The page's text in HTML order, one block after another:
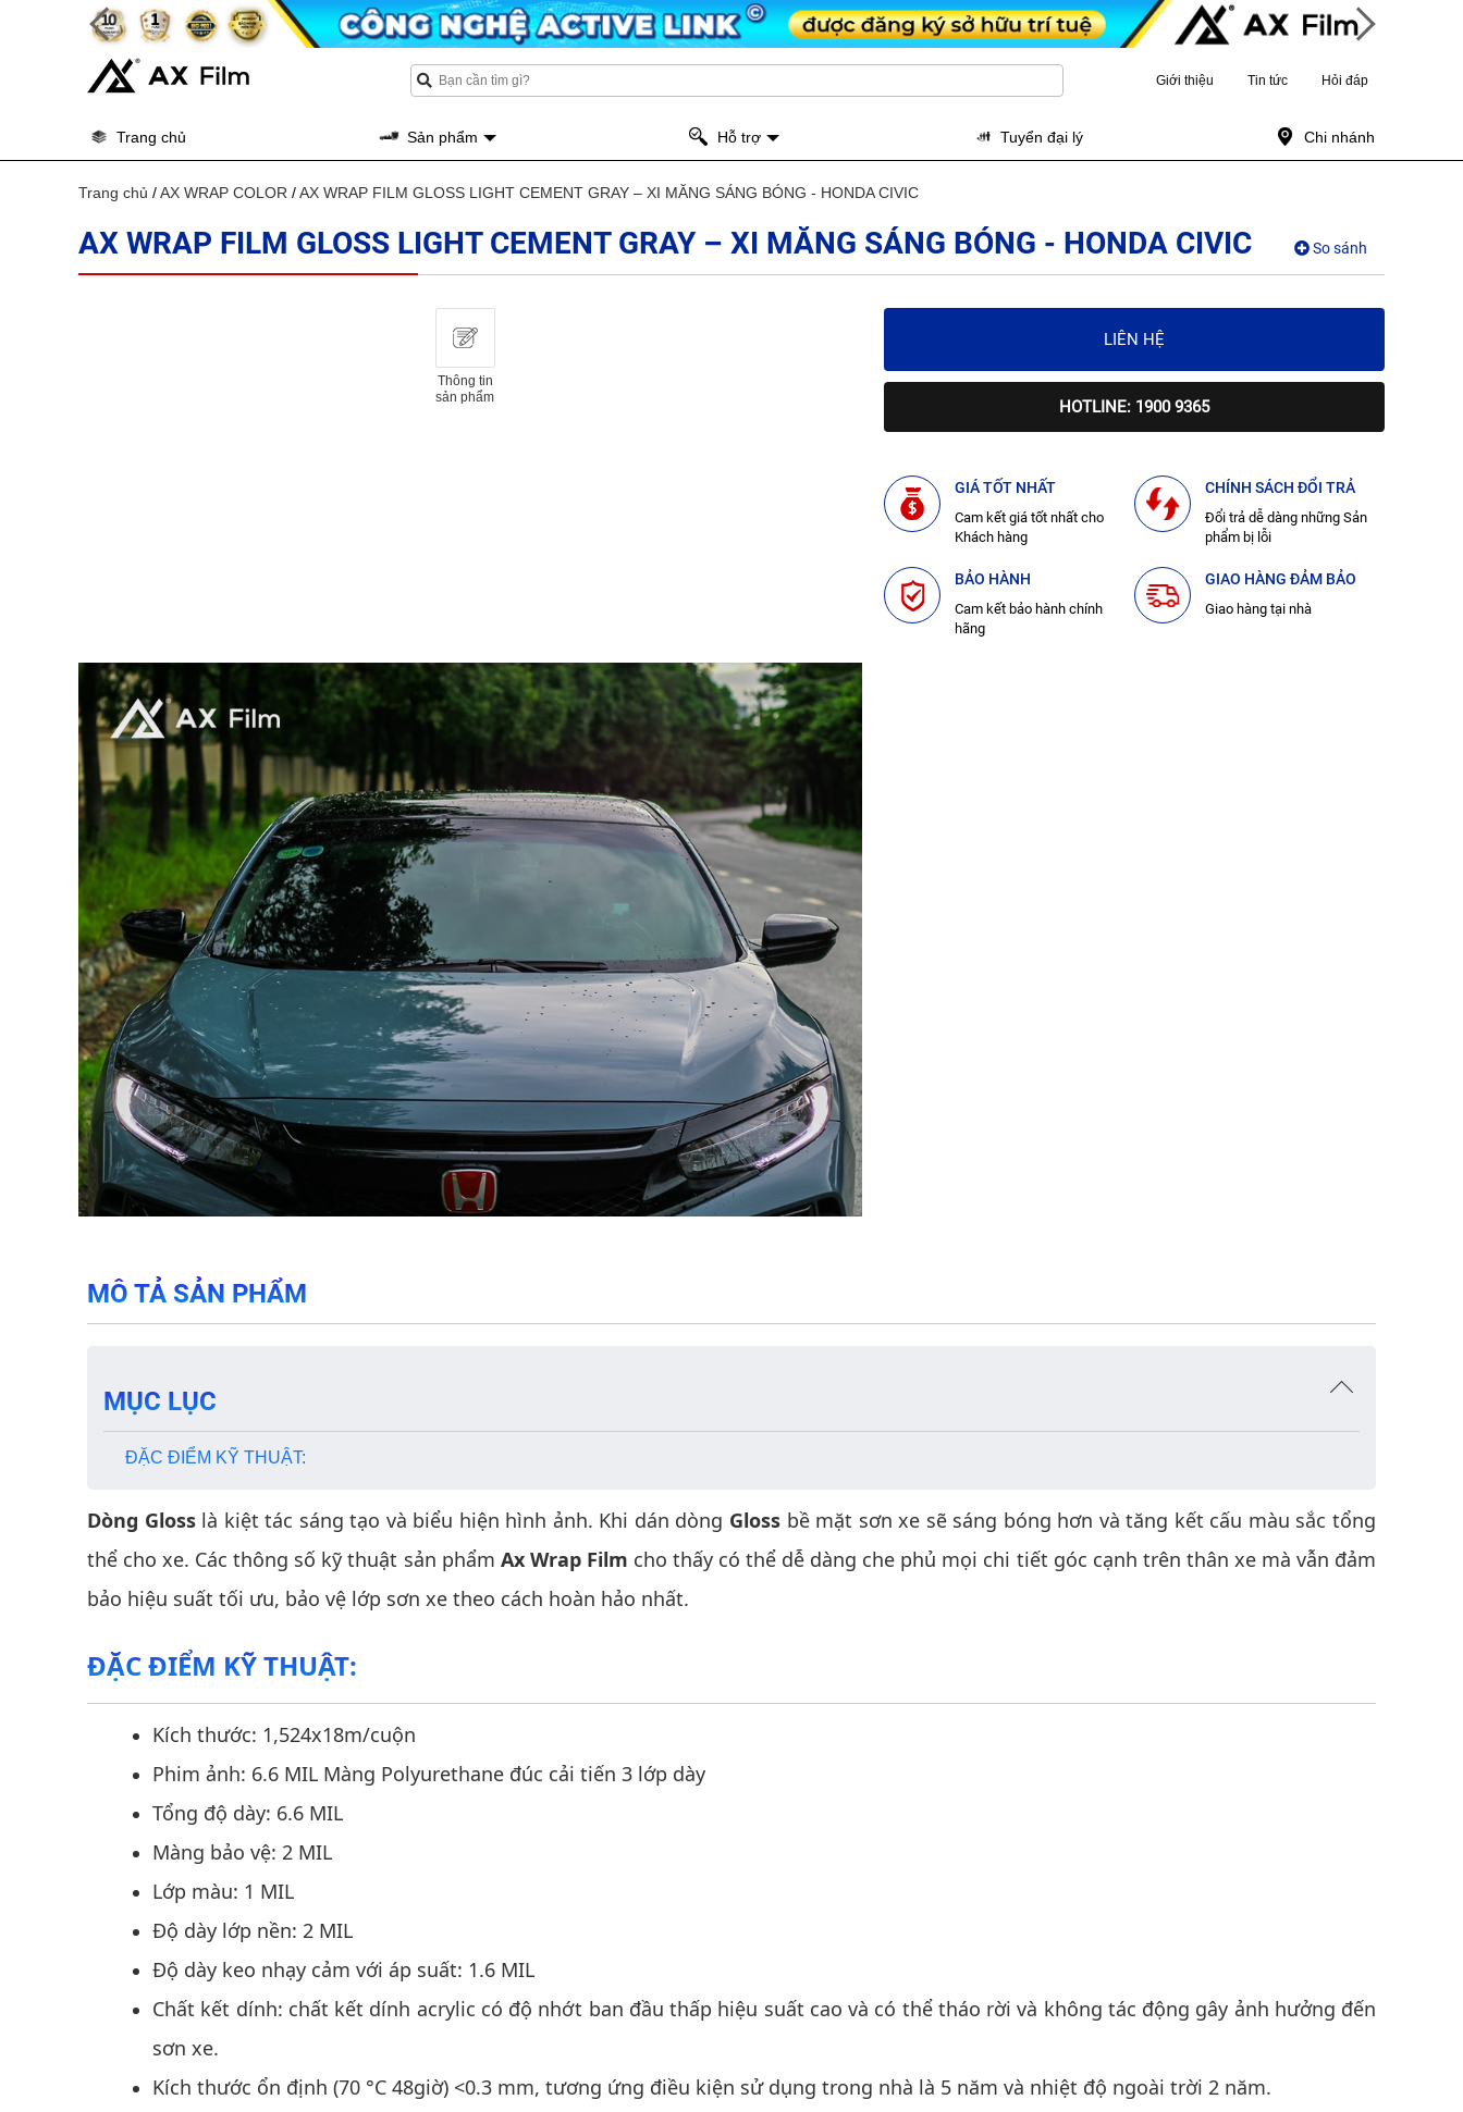
Giới thiệu Tin tức Hỏi đáp
Trang chủ Sản phẩm Hỗ trợ Tuyển đại lý Chi nhánh
Trang chủ /AX WRAP COLOR /AX WRAP FILM GLOSS LIGHT CEMENT GRAY – XI MĂNG SÁNG BÓNG - HONDA CIVIC
AX WRAP FILM GLOSS LIGHT CEMENT GRAY – XI MĂNG SÁNG BÓNG - HONDA CIVIC So sánh
Thông tin
sản phẩm
LIÊN HỆ
HOTLINE: 1900 9365
GIÁ TỐT NHẤT
Cam kết giá tốt nhất cho
Khách hàng
CHÍNH SÁCH ĐỔI TRẢ
Đổi trả dễ dàng những Sản
phẩm bị lỗi
BẢO HÀNH
Cam kết bảo hành chính
hãng
GIAO HÀNG ĐẢM BẢO
Giao hàng tại nhà
MÔ TẢ SẢN PHẨM
MỤC LỤC
ĐẶC ĐIỂM KỸ THUẬT:
Dòng Glosslà kiệt tác sáng tạo và biểu hiện hình ảnh. Khi dán dòng Gloss bề mặt sơn xe sẽ sáng bóng hơn và tăng kết cấu màu sắc tổng
thể cho xe. Các thông số kỹ thuật sản phẩm Ax Wrap Film cho thấy có thể dễ dàng che phủ mọi chi tiết góc cạnh trên thân xe mà vẫn đảm
bảo hiệu suất tối ưu, bảo vệ lớp sơn xe theo cách hoàn hảo nhất.
ĐẶC ĐIỂM KỸ THUẬT:
Kích thước: 1,524x18m/cuộn
Phim ảnh: 6.6 MIL Màng Polyurethane đúc cải tiến 3 lớp dày
Tổng độ dày: 6.6 MIL
Màng bảo vệ: 2 MIL
Lớp màu: 1 MIL
Độ dày lớp nền: 2 MIL
Độ dày keo nhạy cảm với áp suất: 1.6 MIL
Chất kết dính: chất kết dính acrylic có độ nhớt ban đầu thấp hiệu suất cao và có thể tháo rời và không tác động gây ảnh hưởng đến
sơn xe.
Kích thước ổn định (70 °C 48giờ) <0.3 mm, tương ứng điều kiện sử dụng trong nhà là 5 năm và nhiệt độ ngoài trời 2 năm.